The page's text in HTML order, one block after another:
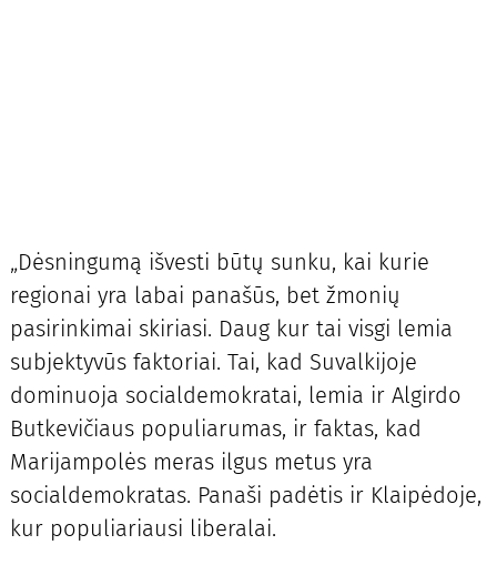
„Dėsningumą išvesti būtų sunku, kai kurie
regionai yra labai panašūs, bet žmonių
pasirinkimai skiriasi. Daug kur tai visgi lemia
subjektyvūs faktoriai. Tai, kad Suvalkijoje
dominuoja socialdemokratai, lemia ir Algirdo
Butkevičiaus populiarumas, ir faktas, kad
Marijampolės meras ilgus metus yra
socialdemokratas. Panaši padėtis ir Klaipėdoje,
kur populiariausi liberalai.